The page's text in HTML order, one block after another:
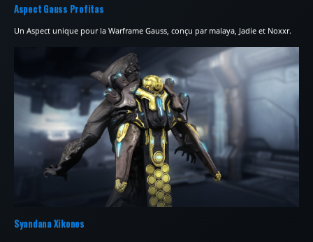
Aspect Gauss Profitas
Un Aspect unique pour la Warframe Gauss, conçu par malaya, Jadie et Noxxr.
Syandana Xikonos